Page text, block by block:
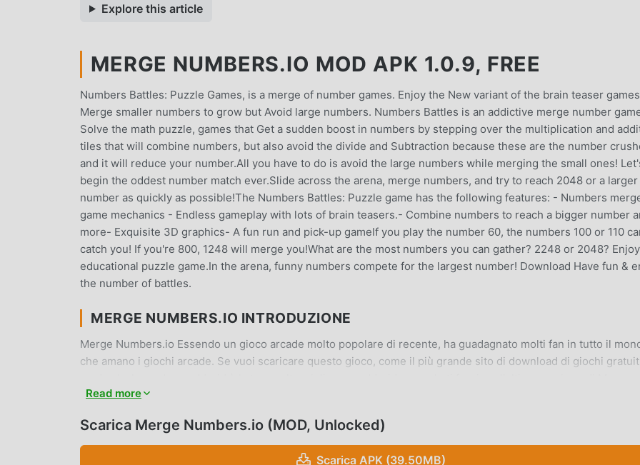
Explore this article
MERGE NUMBERS.IO MOD APK 1.0.9, FREE
Numbers Battles: Puzzle Games, is a merge of number games. Enjoy the New variant of the brain teaser
Merge smaller numbers to grow but Avoid large numbers. Numbers Battles is an addictive merge number
Solve the math puzzle, games that Get a sudden boost in numbers by stepping over the multiplication and
tiles that will combine numbers, but also avoid the divide and Subtraction because these are the number
and it will reduce your number.All you have to do is avoid the large numbers while merging the small ones!
begin the oddest number match ever.Slide across the arena, merge numbers, and try to reach 2048 or a larger
number as quickly as possible!The Numbers Battles: Puzzle game has the following features: - Numbers
game mechanics - Endless gameplay with lots of brain teasers.- Combine numbers to reach a bigger number
more- Exquisite 3D graphics- A fun run and pick-up gameIf you play the number 60, the numbers 100 or 110
catch you! If you're 800, 1248 will merge you!What are the most numbers you can gather? 2248 or 2048?
educational puzzle game.In the arena, funny numbers compete for the largest number! Download Have fun &
the number of battles.
MERGE NUMBERS.IO INTRODUZIONE
Merge Numbers.io Essendo un gioco arcade molto popolare di recente, ha guadagnato molti fan in tutto il
che amano i giochi arcade. Se vuoi scaricare questo gioco, come il più grande sito di download di giochi
Numbers.io 1.0.9gratuitamente, ma fornisce anche Freemod gratuitamente, aiutandoti a salvare l'attività
qualsiasi mod di Merge Numbers.io non addebiterà alcuna commissione ai giocatori ed è sicura al 100%,
disponibile e gratuita da installare. Basta scaricare il client moddroid, puoi scaricare e installare Merge
Read more
Scarica Merge Numbers.io (MOD, Unlocked)
Scarica APK (39.50MB)